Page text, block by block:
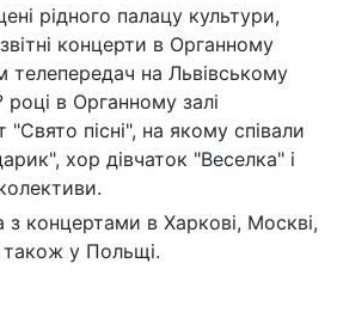
рідного палацу культури,
концерти в Органному
телепередач на Львівському
році в Органному залі
"Свято пісні", на якому співали
хор дівчаток "Веселка" і
з концертами в Харкові, Москві,
також у Польщі.